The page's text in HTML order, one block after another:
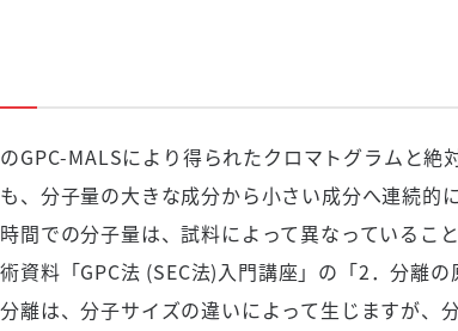
GPC-MALSにより得られたクロマトグラムと絶
、分子量の大きな成分から小さい成分へ連続的
間での分子量は、試料によって異なっていること
資料「GPC法 (SEC法)入門講座」の「2．分離
離は、分子サイズの違いによって生じますが、